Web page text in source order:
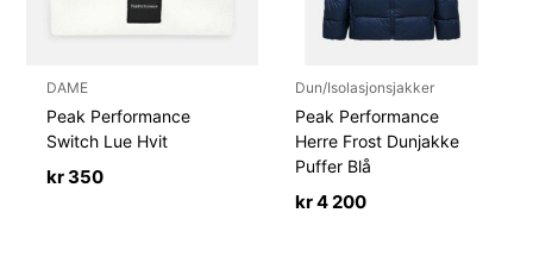
DAME
Peak Performance
Switch Lue Hvit
kr350
Dun/Isolasjonsjakker
Peak Performance
Herre Frost Dunjakke
Puffer Blå
kr4 200